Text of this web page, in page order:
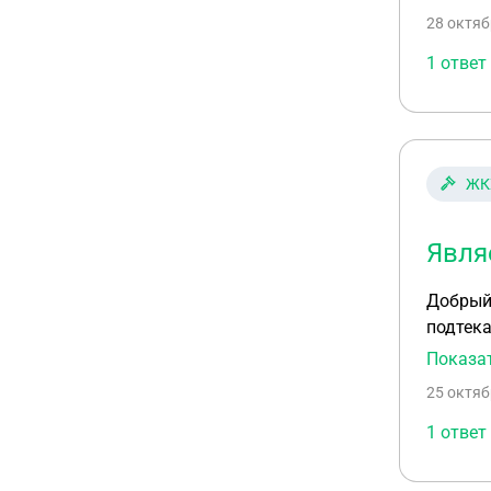
28
1 ответ
Добрый
25
1 ответ